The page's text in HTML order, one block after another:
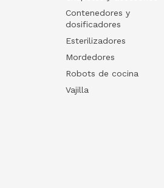
Contenedores y
dosificadores
Esterilizadores
Mordedores
Robots de cocina
Vajilla